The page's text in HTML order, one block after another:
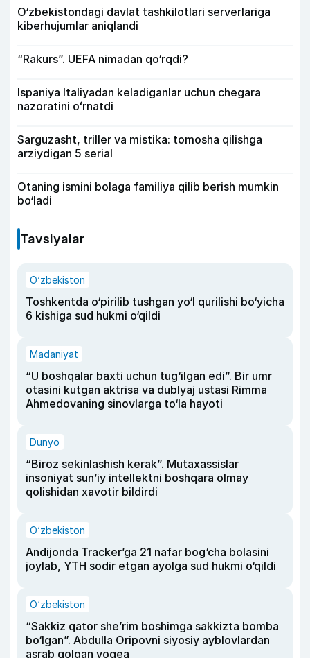
O‘zbekistondagi davlat tashkilotlari serverlariga
kiberhujumlar aniqlandi
“Rakurs”. UEFA nimadan qo‘rqdi?
Ispaniya Italiyadan keladiganlar uchun chegara
nazoratini oʻrnatdi
Sarguzasht, triller va mistika: tomosha qilishga
arziydigan 5 serial
Otaning ismini bolaga familiya qilib berish mumkin
bo‘ladi
Tavsiyalar
O‘zbekiston
Toshkentda o‘pirilib tushgan yo‘l qurilishi bo‘yicha
6 kishiga sud hukmi o‘qildi
Madaniyat
“U boshqalar baxti uchun tug‘ilgan edi”. Bir umr
otasini kutgan aktrisa va dublyaj ustasi Rimma
Ahmedovaning sinovlarga to‘la hayoti
Dunyo
“Biroz sekinlashish kerak”. Mutaxassislar
insoniyat sun’iy intellektni boshqara olmay
qolishidan xavotir bildirdi
O‘zbekiston
Andijonda Tracker’ga 21 nafar bog‘cha bolasini
joylab, YTH sodir etgan ayolga sud hukmi o‘qildi
O‘zbekiston
“Sakkiz qator she’rim boshimga sakkizta bomba
bo‘lgan”. Abdulla Oripovni siyosiy ayblovlardan
asrab qolgan voqea